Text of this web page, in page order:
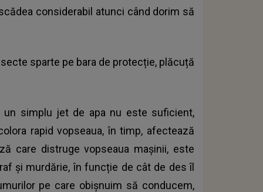
considerabil atunci când dorim să
sparte pe bara de protecție, plăcuță
un simplu jet de apa nu este suficient,
rapid vopseaua, în timp, afectează
care distruge vopseaua mașinii, este
și murdărie, în funcție de cât de des îl
pe care obișnuim să conducem,